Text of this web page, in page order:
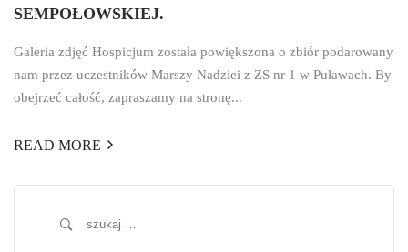
SEMPOŁOWSKIEJ.
Galeria zdjęć Hospicjum została powiększona o zbiór podarowany
nam przez uczestników Marszy Nadziei z ZS nr 1 w Puławach. By
obejrzeć całość, zapraszamy na stronę...
READ MORE